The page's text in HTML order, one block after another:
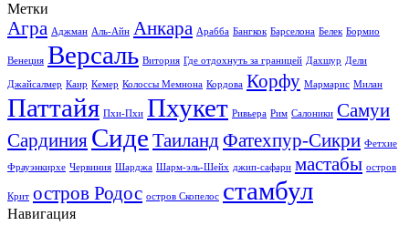
Метки
Агра Аджман Аль-Айн Анкара Арабба Бангкок Барселона Белек Бормио
Венеция Версаль Витория Где отдохнуть за границей Дахшур Дели
Джайсалмер Каир Кемер Колоссы Мемнона Кордова Корфу Мармарис Милан
Паттайя Пхи-Пхи Пхукет Ривьера Рим Салоники Самуи
Сардиния Сиде ТаиландФатехпур-Сикри Фетхие
Фрауэнкирхе Червиния Шарджа Шарм-эль-Шейх джип-сафари мастабы остров
Крит остров Родос остров Скопелос стамбул
Навигация